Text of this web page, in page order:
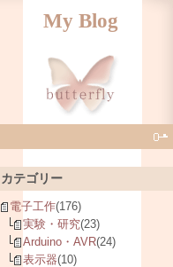
My Blog
カテゴリー
電子工作(176)
実験・研究(23)
Arduino・AVR(24)
表示器(10)